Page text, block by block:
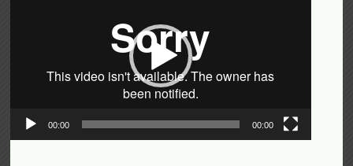
00:00 00:00